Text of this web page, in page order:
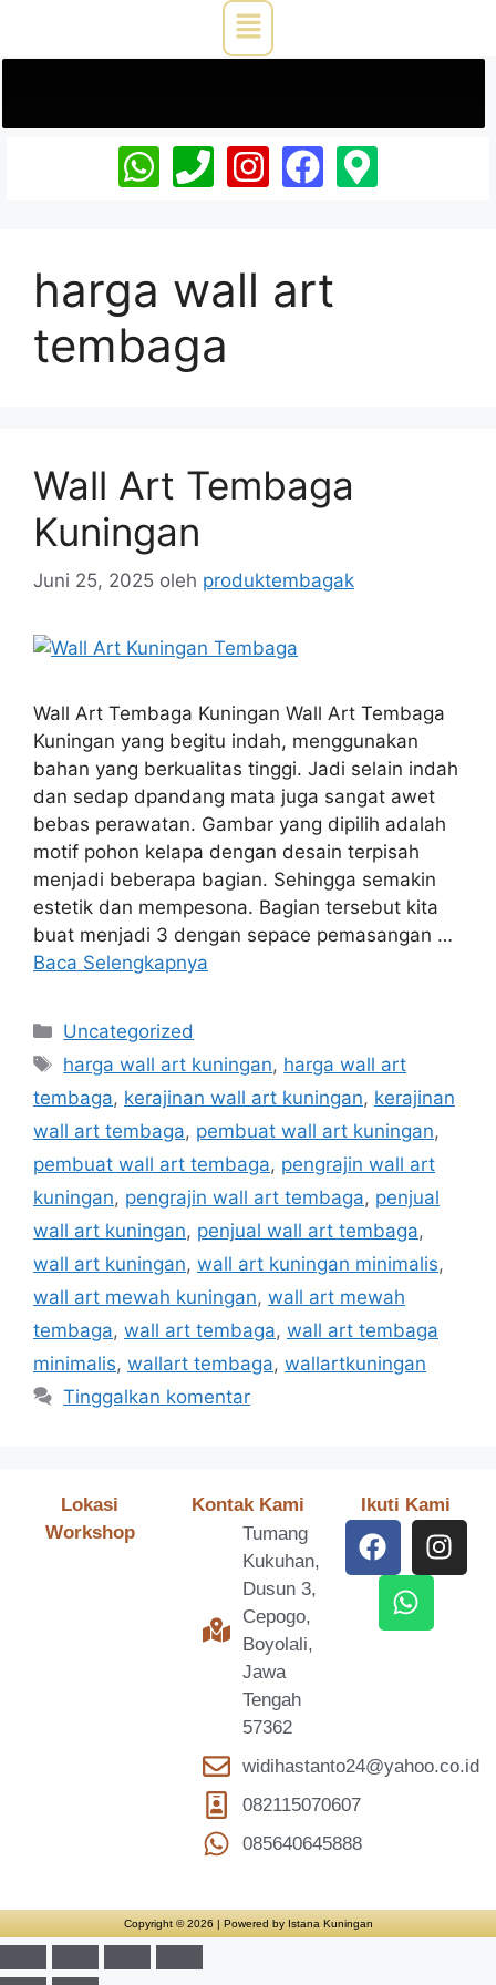
harga wall art
tembaga
Wall Art Tembaga
Kuningan
Juni 25, 2025 oleh produktembagak
Wall Art Tembaga Kuningan Wall Art Tembaga
Kuningan yang begitu indah, menggunakan
bahan yang berkualitas tinggi. Jadi selain indah
dan sedap dpandang mata juga sangat awet
bebas perawatan. Gambar yang dipilih adalah
motif pohon kelapa dengan desain terpisah
menjadi beberapa bagian. Sehingga semakin
estetik dan mempesona. Bagian tersebut kita
buat menjadi 3 dengan sepace pemasangan …
Baca Selengkapnya
Uncategorized
harga wall art kuningan, harga wall art
tembaga, kerajinan wall art kuningan, kerajinan
wall art tembaga, pembuat wall art kuningan,
pembuat wall art tembaga, pengrajin wall art
kuningan, pengrajin wall art tembaga, penjual
wall art kuningan, penjual wall art tembaga,
wall art kuningan, wall art kuningan minimalis,
wall art mewah kuningan, wall art mewah
tembaga, wall art tembaga, wall art tembaga
minimalis, wallart tembaga, wallartkuningan
Tinggalkan komentar
Lokasi
Workshop
Kontak Kami
Tumang
Kukuhan,
Dusun 3,
Cepogo,
Boyolali,
Jawa
Tengah
57362
widihastanto24@yahoo.co.id
082115070607
085640645888
Ikuti Kami
Copyright © 2026 | Powered by Istana Kuningan